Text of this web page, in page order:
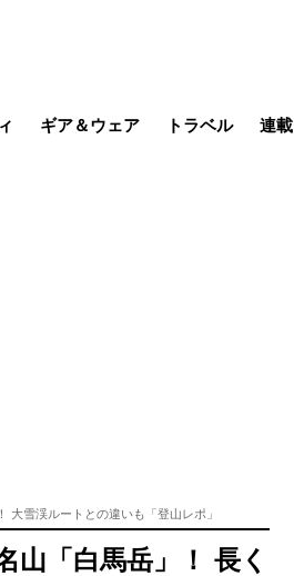
ギア＆ウェア トラベル 連載
雪渓ルートとの違いも「登山レポ」
山「白馬岳」！ 長く